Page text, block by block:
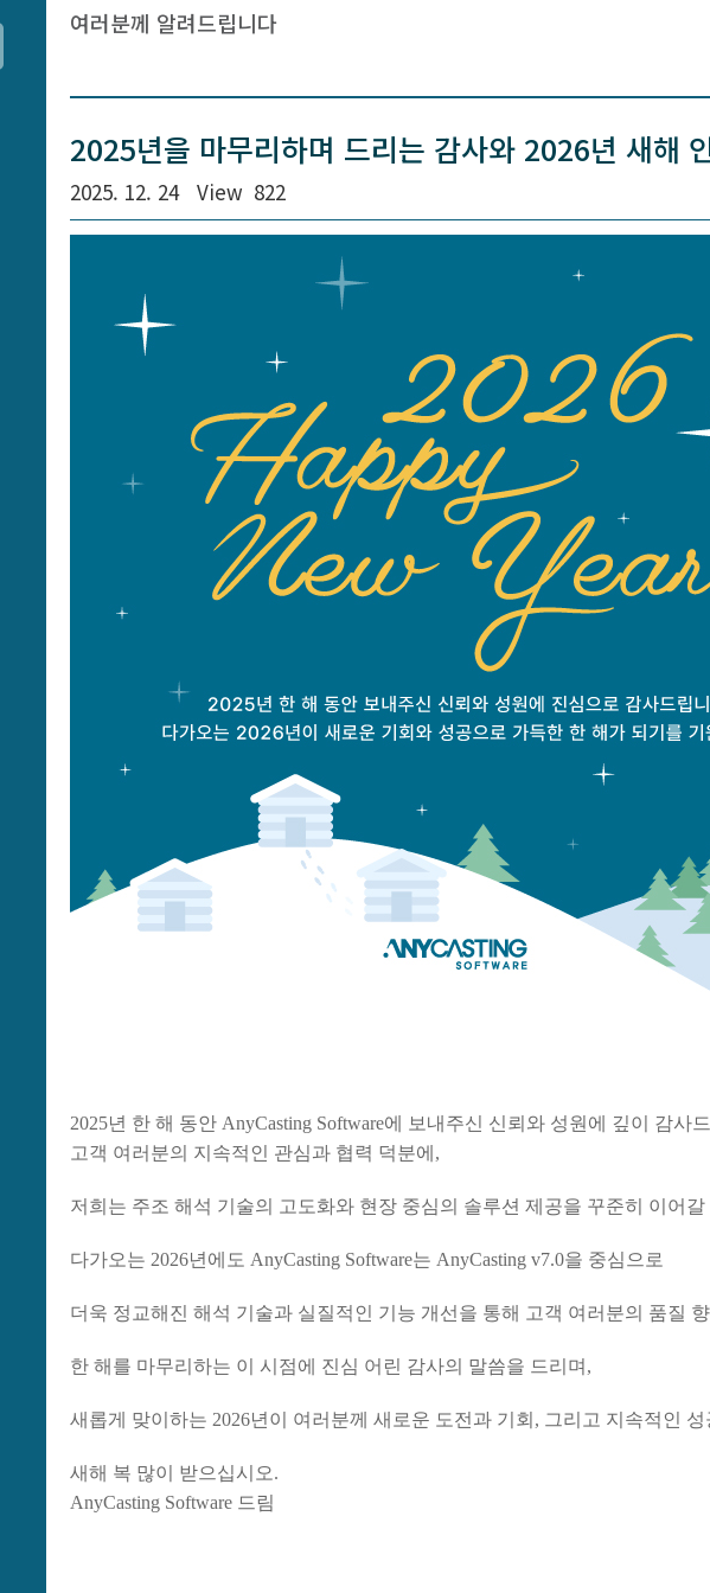
여러분께 알려드립니다
2025년을 마무리하며 드리는 감사와 2026년 새해
2025. 12. 24 View 822
2025년 한 해 동안 AnyCasting Software에 보내주신 신뢰와 성원에 깊이 감사
고객 여러분의 지속적인 관심과 협력 덕분에 ,
저희는 주조 해석 기술의 고도화와 현장 중심의 솔루션 제공을 꾸준히 이어
다가오는 2026년에도 AnyCasting Software는 AnyCasting v7.0을 중심으로
더욱 정교해진 해석 기술과 실질적인 기능 개선을 통해 고객 여러분의 품질
한 해를 마무리하는 이 시점에 진심 어린 감사의 말씀을 드리며 ,
새롭게 맞이하는 2026년이 여러분께 새로운 도전과 기회 , 그리고 지속적인
새해 복 많이 받으십시오.
AnyCasting Software 드림